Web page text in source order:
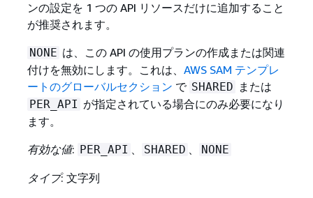
ンの設定を 1 つの API リソースだけに追加すること
が推奨されます。
NONE は、この API の使用プランの作成または関連
付けを無効にします。これは、 AWS SAM テンプレ
ートのグローバルセクション で SHARED または
PER_API が指定されている場合にのみ必要になり
ます。
有効な値: PER_API 、 SHARED 、 NONE
タイプ: 文字列